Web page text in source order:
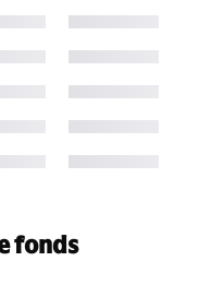
fonds